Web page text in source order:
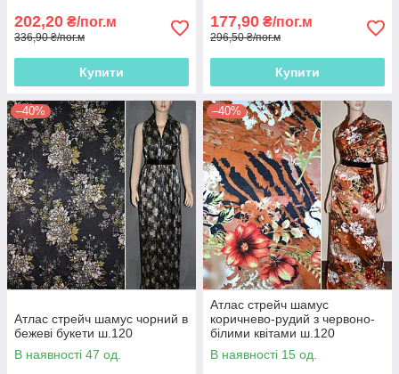
202,20 ₴/пог.м
336,90 ₴/пог.м
Купити
177,90 ₴/пог.м
296,50 ₴/пог.м
Купити
–40%
Атлас стрейч шамус чорний в
бежеві букети ш.120
В наявності 47 од.
–40%
Атлас стрейч шамус
коричнево-рудий з червоно-
білими квітами ш.120
В наявності 15 од.